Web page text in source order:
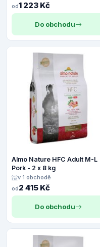
od1 223 Kč
Do obchodu
Almo Nature HFC Adult M-L
Pork - 2 x 8 kg
v 1 obchodě
od2 415 Kč
Do obchodu